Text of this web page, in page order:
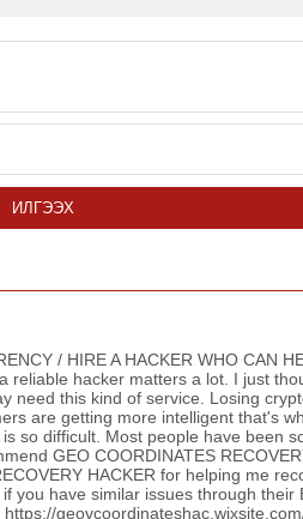
ИЛГЭЭХ
/ HIRE A HACKER WHO CAN
reliable hacker matters a lot. I just
need this kind of service. Losing
are getting more intelligent that's
so difficult. Most people have been
GEO COORDINATES
HACKER for helping me
you have similar issues through their